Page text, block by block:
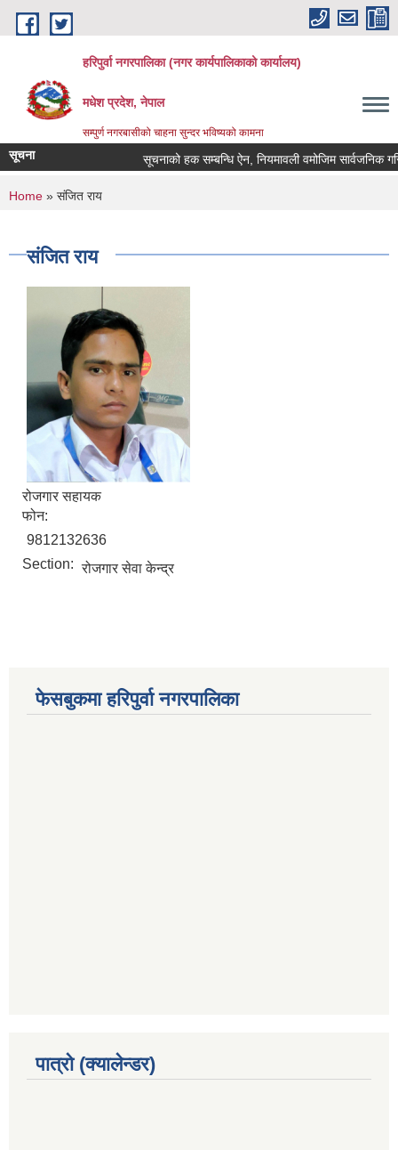
Skip to main content
हरिपुर्वा नगरपालिका (नगर कार्यपालिकाको कार्यालय)
मधेश प्रदेश, नेपाल
सम्पुर्ण नगरबासीको चाहना सुन्दर भविष्यको कामना
सूचना सूचनाको हक सम्बन्धि ऐन, नियमावली वमोजिम सार्वजनिक
You are here
Home » संजित राय
संजित राय
रोजगार सहायक
फोन:
9812132636
Section: रोजगार सेवा केन्द्र
फेसबुकमा हरिपुर्वा नगरपालिका
पात्रो (क्यालेन्डर)